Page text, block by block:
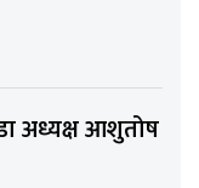
अध्यक्ष आशुतोष